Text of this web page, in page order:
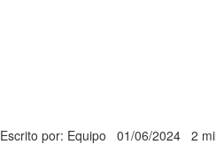
Escrito por: Equipo 01/06/2024 2